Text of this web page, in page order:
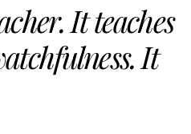
It teaches
It